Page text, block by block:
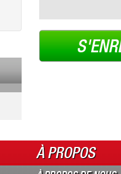
À PROPOS